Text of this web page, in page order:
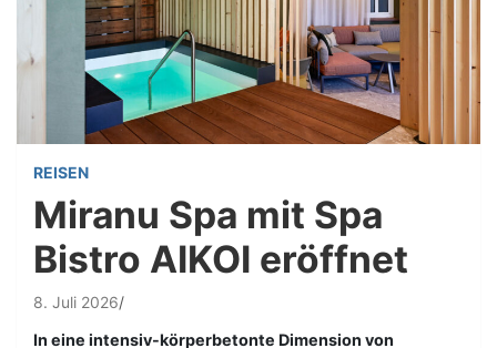
REISEN
Miranu Spa mit Spa
Bistro AIKOI eröffnet
8. Juli 2026
In eine intensiv-körperbetonte Dimension von